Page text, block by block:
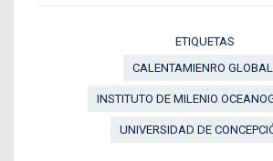
ETIQUETAS
CALENTAMIENRO GLOBAL
INSTITUTO DE MILENIO
UNIVERSIDAD DE